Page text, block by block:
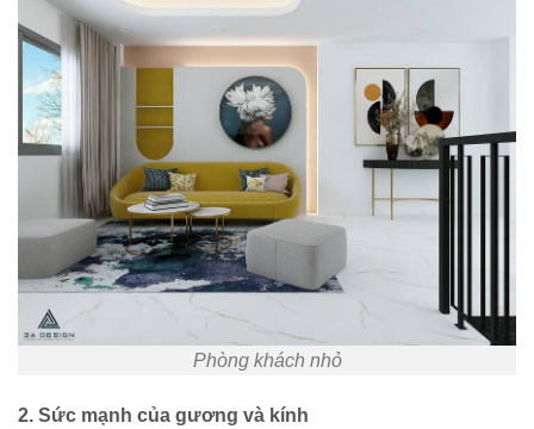
Phòng khách nhỏ
2. Sức mạnh của gương và kính